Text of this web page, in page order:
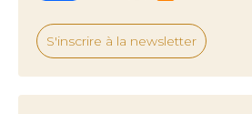
S'inscrire à la newsletter